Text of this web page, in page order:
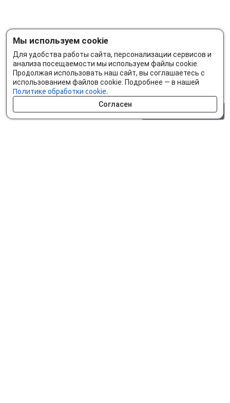
Мы используем cookie
Для удобства работы сайта, персонализации сервисов и
анализа посещаемости мы используем файлы cookie.
Продолжая использовать наш сайт, вы соглашаетесь с
использованием файлов cookie. Подробнее — в нашей
Политике обработки cookie.
Согласен